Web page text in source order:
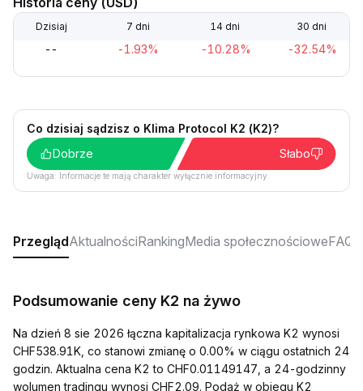
Dzisiaj 7 dni 14 dni 30 dni
-- -1.93% -10.28% -32.54%
Co dzisiaj sądzisz o Klima Protocol K2 (K2)?
Dobrze
Słabo
Uwaga: Informacje te mają charakter wyłącznie informacyjny.
PrzeglądAktualnościRankingMedia społecznościoweFAQ
Podsumowanie ceny K2 na żywo
Na dzień 8 sie 2026 łączna kapitalizacja rynkowa K2 wynosi
CHF538.91K, co stanowi zmianę o 0.00% w ciągu ostatnich 24
godzin. Aktualna cena K2 to CHF0.01149147, a 24-godzinny
wolumen tradingu wynosi CHF2.09. Podaż w obiegu K2